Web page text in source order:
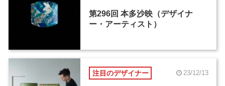
第296回 本多沙映（デザイナ
ー・アーティスト）
注目のデザイナー 23/12/13